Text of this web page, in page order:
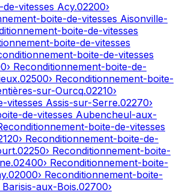
vitesses Acy.02200›
boite-de-vitesses Aisonville-
boite-de-vitesses
boite-de-vitesses
boite-de-vitesses
› Reconditionnement-boite-de-
.02500› Reconditionnement-boite-
sur-Ourcq.02210›
vitesses Assis-sur-Serre.02270›
de-vitesses Aubencheul-aux-
boite-de-vitesses
› Reconditionnement-boite-de-
.02250› Reconditionnement-boite-
.02400› Reconditionnement-boite-
.02000› Reconditionnement-boite-
Barisis-aux-Bois.02700›